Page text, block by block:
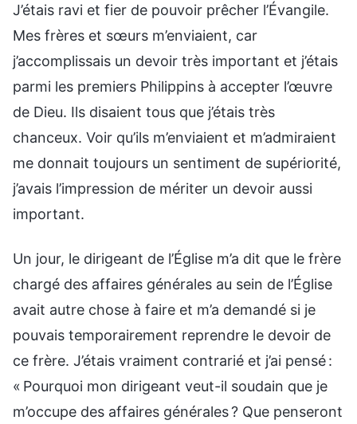
J’étais ravi et fier de pouvoir prêcher l’Évangile.
Mes frères et sœurs m’enviaient, car
j’accomplissais un devoir très important et j’étais
parmi les premiers Philippins à accepter l’œuvre
de Dieu. Ils disaient tous que j’étais très
chanceux. Voir qu’ils m’enviaient et m’admiraient
me donnait toujours un sentiment de supériorité,
j’avais l’impression de mériter un devoir aussi
important.
Un jour, le dirigeant de l’Église m’a dit que le frère
chargé des affaires générales au sein de l’Église
avait autre chose à faire et m’a demandé si je
pouvais temporairement reprendre le devoir de
ce frère. J’étais vraiment contrarié et j’ai pensé :
« Pourquoi mon dirigeant veut-il soudain que je
m’occupe des affaires générales ? Que penseront